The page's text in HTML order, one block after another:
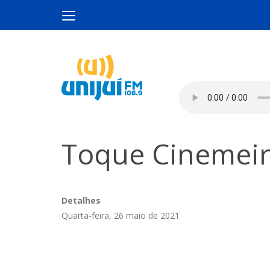
Toque
Detalhes
Quarta-feira, 26 maio de 2021